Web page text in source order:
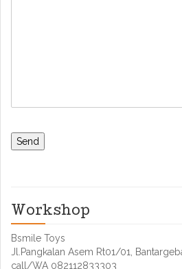
Workshop
Bsmile Toys
Jl.Pangkalan Asem Rt01/01,
call/WA 082112833303